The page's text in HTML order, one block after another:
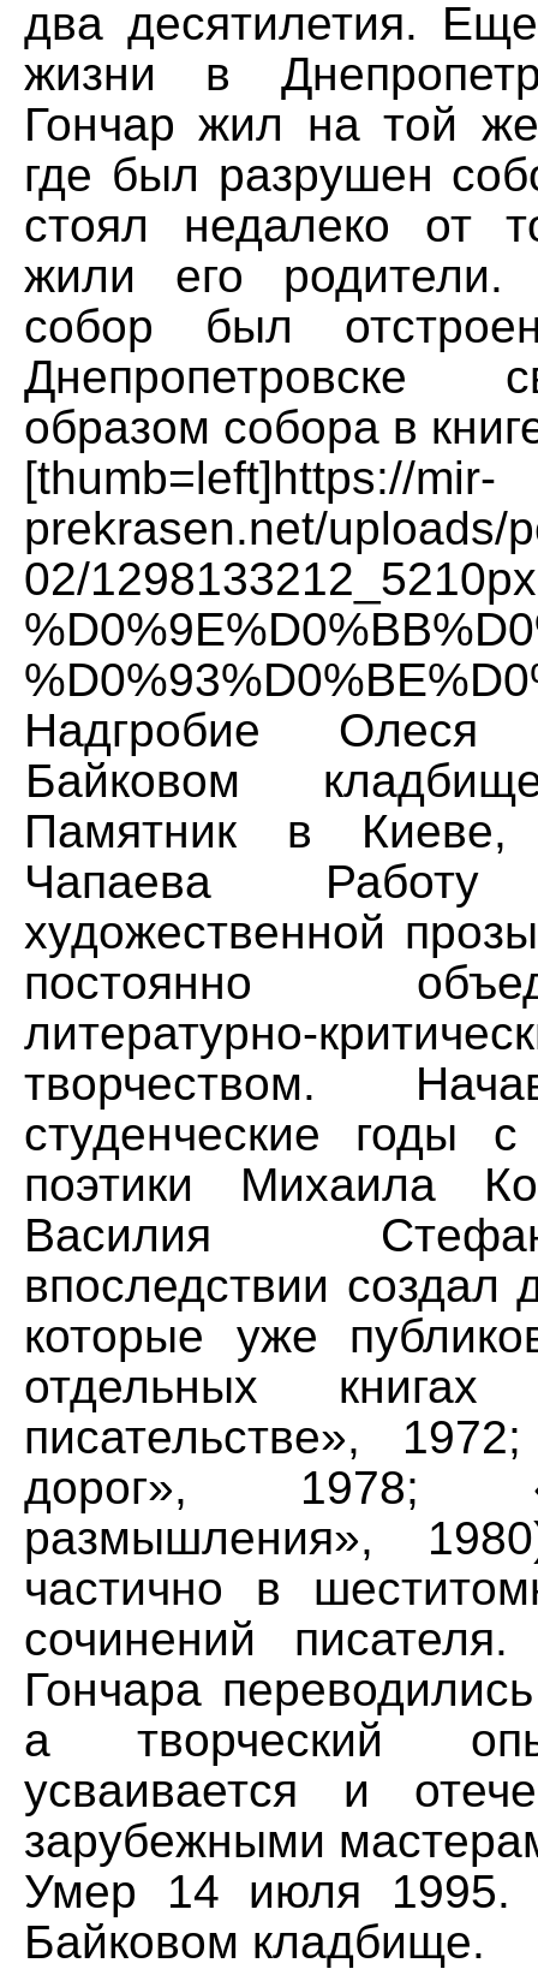
два десятилетия.
жизни в
Гончар жил на той
где был разрушен
стоял недалеко от
жили его
собор был
Днепропетровске
образом собора в
[thumb=left]https://mir-
prekrasen.net/uploads/
02/
Надгробие
Байковом
Памятник в
Чапаева
художественной
постоянно
литературно-
творчеством.
студенческие годы
поэтики Михаила
Василия
впоследствии создал
которые уже
отдельных
писательстве»,
дорог», 1978;
размышления»,
частично в
сочинений
Гончара
а творческий
усваивается и
зарубежными
Умер 14 июля 1995.
Байковом кладбище.